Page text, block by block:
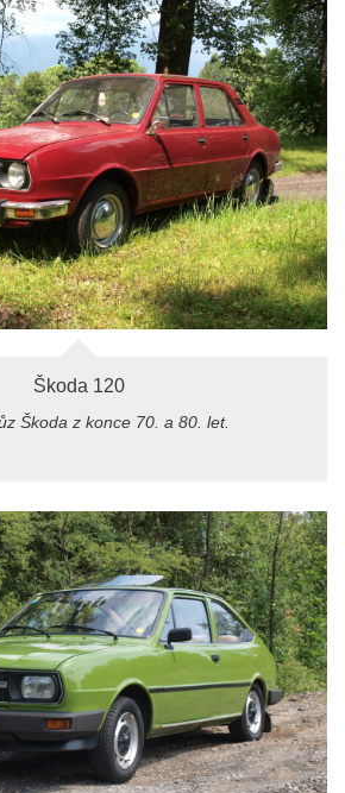
Škoda 120
Škoda z konce 70. a 80. let.